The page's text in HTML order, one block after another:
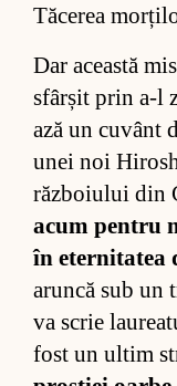
Tăcerea
Dar această
sfâr­șit prin a-l
ază un cu­vânt
unei noi
răz­bo­i­u­lui din
acum pen­tru
în eter­ni­ta­tea
aruncă sub un
va scrie
fost un ul­tim